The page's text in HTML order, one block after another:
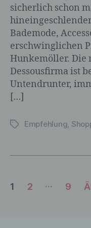
sicherlich schon
Bademode,
erschwinglichen
Hunkemöller. Die
Dessousfirma ist
Untendrunter,
[…]
Schlagwörter
Empfehlung
1 2 … 9
c)
Verarbeitung
Vorgang
im
das Ordnen,
Anpassung
die